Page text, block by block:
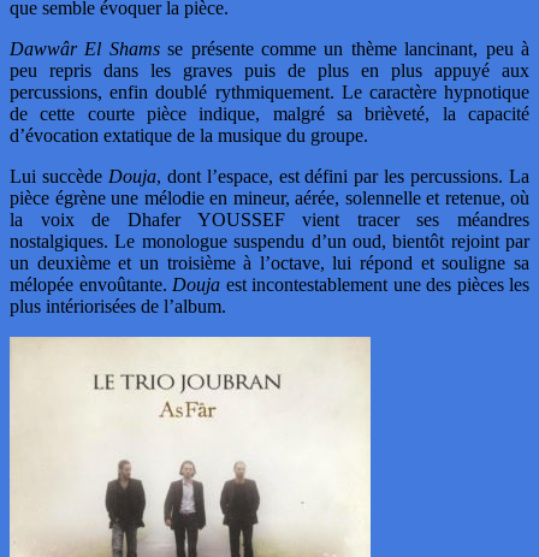
que semble évoquer la pièce.
Dawwâr El Shamsse présente comme un thème lancinant, peu à
peu repris dans les graves puis de plus en plus appuyé aux
percussions, enfin doublé rythmiquement. Le caractère hypnotique
de cette courte pièce indique, malgré sa brièveté, la capacité
d’évocation extatique de la musique du groupe.
Lui succède Douja, dont l’espace, est défini par les percussions. La
pièce égrène une mélodie en mineur, aérée, solennelle et retenue, où
la voix de Dhafer YOUSSEF vient tracer ses méandres
nostalgiques. Le monologue suspendu d’un oud, bientôt rejoint par
un deuxième et un troisième à l’octave, lui répond et souligne sa
mélopée envoûtante. Douja est incontestablement une des pièces les
plus intériorisées de l’album.